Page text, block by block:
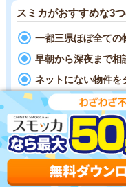
スミカがおすすめな3
一都三県ほぼ全ての
早朝から深夜まで相
ネットにない物件を
東京･神奈川･千葉･埼
めです。LINEで賃貸
が強みです。